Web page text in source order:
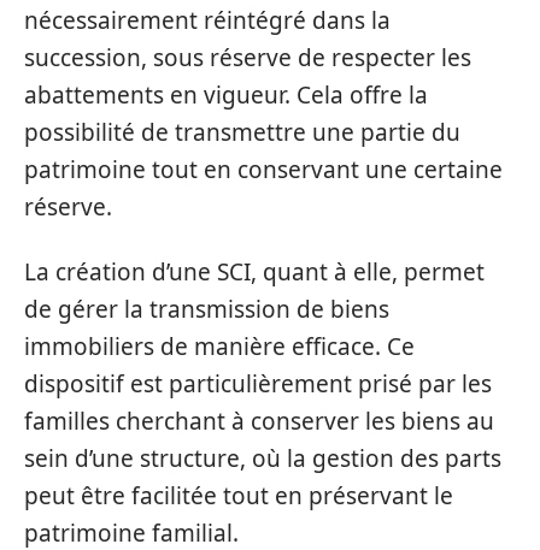
nécessairement réintégré dans la
succession, sous réserve de respecter les
abattements en vigueur. Cela offre la
possibilité de transmettre une partie du
patrimoine tout en conservant une certaine
réserve.
La création d’une SCI, quant à elle, permet
de gérer la transmission de biens
immobiliers de manière efficace. Ce
dispositif est particulièrement prisé par les
familles cherchant à conserver les biens au
sein d’une structure, où la gestion des parts
peut être facilitée tout en préservant le
patrimoine familial.